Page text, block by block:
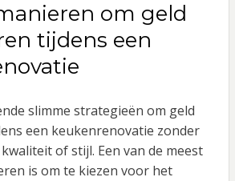
om geld
tijdens een
slimme strategieën om geld
een keukenrenovatie zonder
of stijl. Een van de meest
is om te kiezen voor het